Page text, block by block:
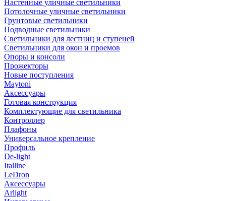
Настенные уличные светильники
Потолочные уличные светильники
Грунтовые светильники
Подводные светильники
Светильники для лестниц и ступеней
Светильники для окон и проемов
Опоры и консоли
Прожекторы
Новые поступления
Maytoni
Аксессуары
Готовая конструкция
Комплектующие для светильника
Контроллер
Плафоны
Универсальное крепление
Профиль
De-light
Italline
LeDron
Аксессуары
Arlight